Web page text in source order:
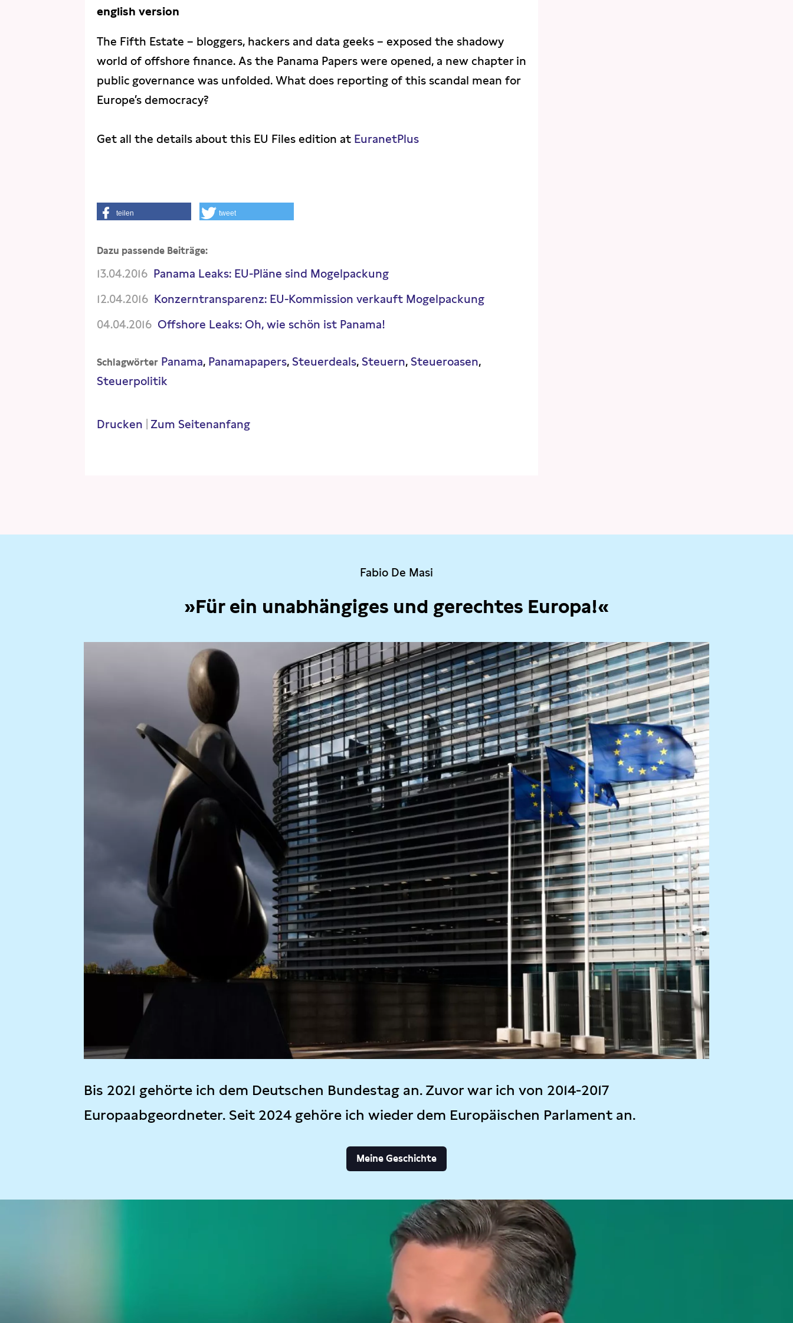
english version
The Fifth Estate – bloggers, hackers and data geeks – exposed the shadowy
world of offshore finance. As the Panama Papers were opened, a new chapter in
public governance was unfolded. What does reporting of this scandal mean for
Europe’s democracy?
Get all the details about this EU Files edition at EuranetPlus
teilen tweet
Dazu passende Beiträge:
13.04.2016 Panama Leaks: EU-Pläne sind Mogelpackung
12.04.2016 Konzerntransparenz: EU-Kommission verkauft Mogelpackung
04.04.2016 Offshore Leaks: Oh, wie schön ist Panama!
Schlagwörter Panama Panamapapers Steuerdeals Steuern Steueroasen
Steuerpolitik
Drucken Zum Seitenanfang
Fabio De Masi
»Für ein unabhängiges und gerechtes Europa!«
Bis 2021 gehörte ich dem Deutschen Bundestag an. Zuvor war ich von 2014-2017
Europaabgeordneter. Seit 2024 gehöre ich wieder dem Europäischen Parlament an.
Meine Geschichte